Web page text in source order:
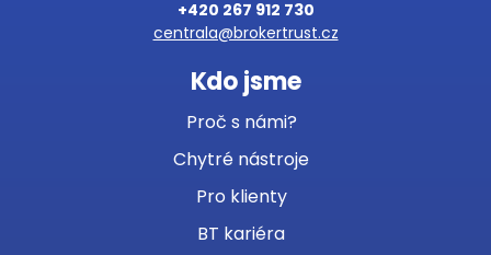
+420 267 912 730
centrala@brokertrust.cz
Kdo jsme
Proč s námi?
Chytré nástroje
Pro klienty
BT kariéra